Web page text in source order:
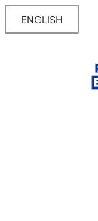
Przejdź
do
ENGLISH